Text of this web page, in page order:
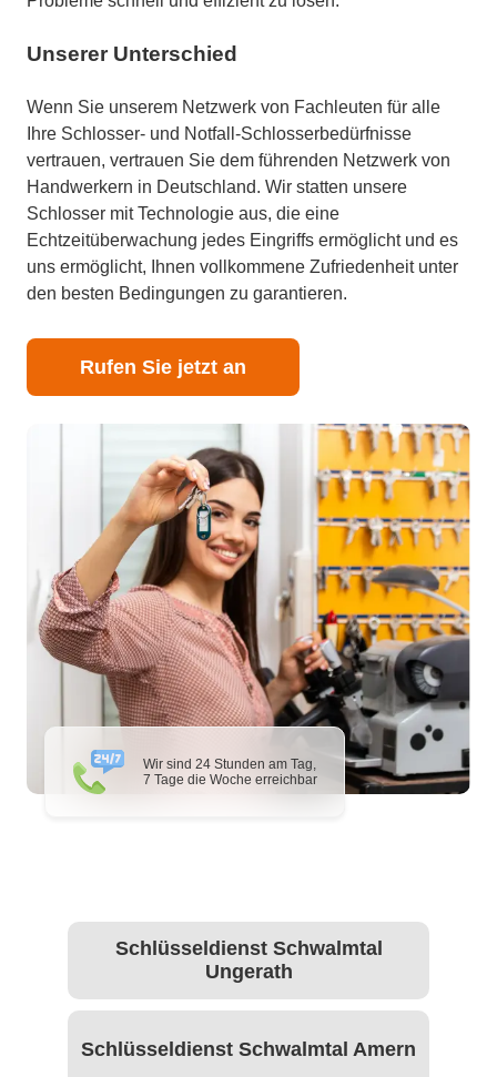
Wir sind 24 Stunden am Tag,
7 Tage die Woche erreichbar
Unserer Unterschied
Wenn Sie unserem Netzwerk von Fachleuten für alle
Ihre Schlosser- und Notfall-Schlosserbedürfnisse
vertrauen, vertrauen Sie dem führenden Netzwerk von
Handwerkern in Deutschland. Wir statten unsere
Schlosser mit Technologie aus, die eine
Echtzeitüberwachung jedes Eingriffs ermöglicht und es
uns ermöglicht, Ihnen vollkommene Zufriedenheit unter
den besten Bedingungen zu garantieren.
Rufen Sie jetzt an
Schlüsseldienst Schwalmtal
Ungerath
Schlüsseldienst Schwalmtal Amern